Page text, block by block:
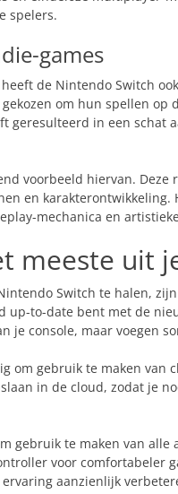
spelers.
games
de Nintendo Switch
om hun spellen
geresulteerd in een schat
voorbeeld hiervan.
en
mechanica en
meeste uit
Switch te halen,
up-to-date bent met de
je console, maar voegen
om gebruik te maken van
in de cloud, zodat je
gebruik te maken van
voor comfortabeler
aanzienlijk